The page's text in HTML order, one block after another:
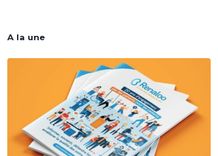
A la une